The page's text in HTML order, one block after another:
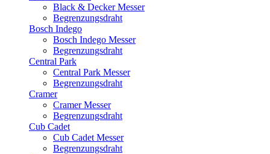
Black & Decker Messer
Begrenzungsdraht
Bosch Indego
Bosch Indego Messer
Begrenzungsdraht
Central Park
Central Park Messer
Begrenzungsdraht
Cramer
Cramer Messer
Begrenzungsdraht
Cub Cadet
Cub Cadet Messer
Begrenzungsdraht